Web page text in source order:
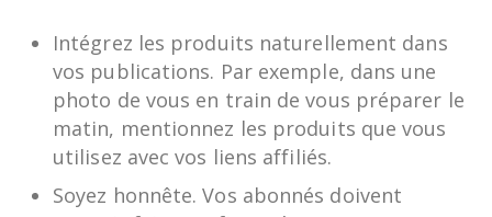
Intégrez les produits naturellement dans
vos publications. Par exemple, dans une
photo de vous en train de vous préparer le
matin, mentionnez les produits que vous
utilisez avec vos liens affiliés.
Soyez honnête. Vos abonnés doivent